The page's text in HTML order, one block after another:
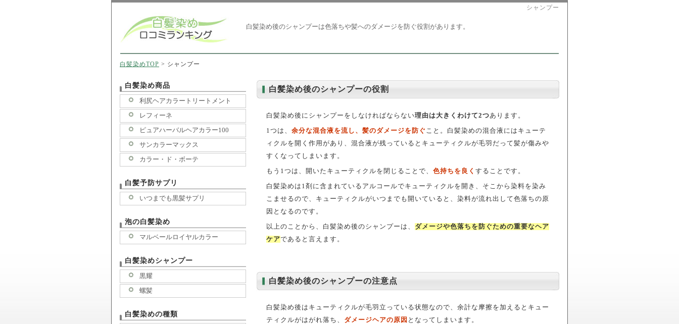
シャンプー
白髪染め後のシャンプーは色落ちや髪へのダメージを防ぐ役割があります。
白髪染めTOP > シャンプー
白髪染め後のシャンプーの役割
白髪染め後にシャンプーをしなければならない理由は大きくわけて2つあります。
1つは、 余分な混合液を流し、髪のダメージを防ぐ こと。白髪染めの混合液にはキューテ
ィクルを開く作用があり、混合液が残っているとキューティクルが毛羽だって髪が傷みや
すくなってしまいます。
もう1つは、開いたキューティクルを閉じることで、 色持ちを良く することです。
白髪染めは1剤に含まれているアルコールでキューティクルを開き、そこから染料を染み
こませるので、キューティクルがいつまでも開いていると、染料が流れ出して色落ちの原
因となるのです。
以上のことから、白髪染め後のシャンプーは、 ダメージや色落ちを防ぐための重要なヘア
ケアであると言えます。
白髪染め後のシャンプーの注意点
白髪染め後はキューティクルが毛羽立っている状態なので、余計な摩擦を加えるとキュー
ティクルがはがれ落ち、 ダメージヘアの原因 となってしまいます。
白髪染め商品
利尻ヘアカラートリートメント
レフィーネ
ピュアハーバルヘアカラー100
サンカラーマックス
カラー・ド・ボーテ
白髪予防サプリ
いつまでも黒髪サプリ
泡の白髪染め
マルベールロイヤルカラー
白髪染めシャンプー
黒耀
螺髪
白髪染めの種類